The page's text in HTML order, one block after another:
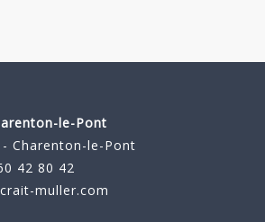
le-Pont
Charenton-le-Pont
42 80 42
muller.com